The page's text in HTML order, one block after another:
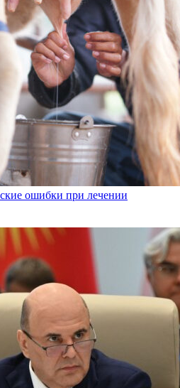
ошибки при лечении